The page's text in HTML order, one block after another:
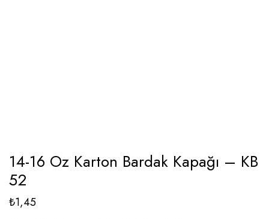
14-16 Oz Karton Bardak Kapağı – KB
52
₺1,45